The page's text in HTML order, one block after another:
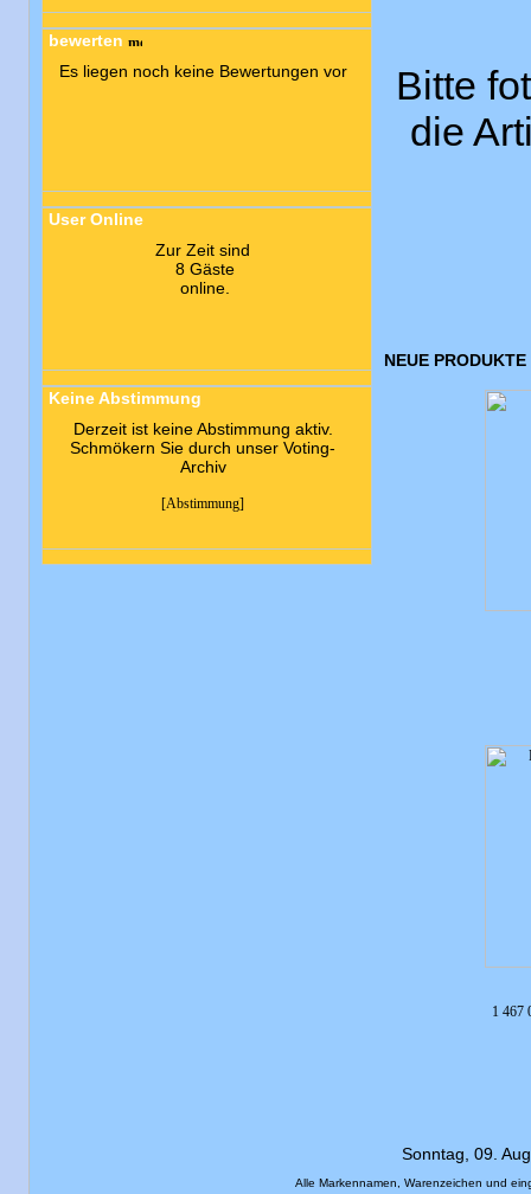
bewerten
Es liegen noch keine Bewertungen vor
User Online
Zur Zeit sind
8 Gäste
online.
Keine Abstimmung
Derzeit ist keine Abstimmung aktiv.
Schmökern Sie durch unser Voting-
Archiv
[Abstimmung]
Bitte
die
NEUE
1 467
Sonntag, 09.
Alle Markennamen, Warenzeichen und